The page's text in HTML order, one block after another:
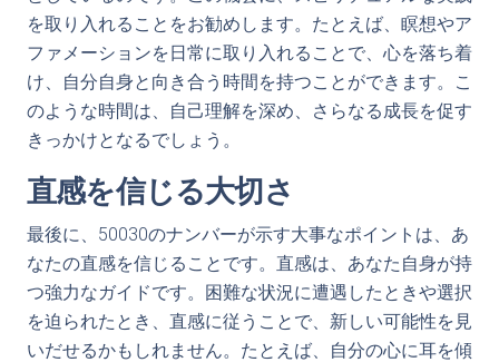
を取り入れることをお勧めします。たとえば、瞑想やア
ファメーションを日常に取り入れることで、心を落ち着
け、自分自身と向き合う時間を持つことができます。こ
のような時間は、自己理解を深め、さらなる成長を促す
きっかけとなるでしょう。
直感を信じる大切さ
最後に、50030のナンバーが示す大事なポイントは、あ
なたの直感を信じることです。直感は、あなた自身が持
つ強力なガイドです。困難な状況に遭遇したときや選択
を迫られたとき、直感に従うことで、新しい可能性を見
いだせるかもしれません。たとえば、自分の心に耳を傾